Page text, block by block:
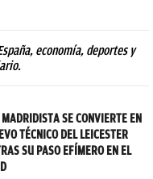
economía, deportes y
MADRIDISTA SE CONVIERTE EN
TÉCNICO DEL LEICESTER
SU PASO EFÍMERO EN EL